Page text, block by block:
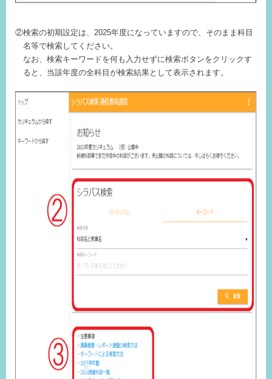
②検索の初期設定は、2025年度になっていますので、そのまま科目
名等で検索してください。
なお、検索キーワードを何も入力せずに検索ボタンをクリックす
ると、当該年度の全科目が検索結果として表示されます。